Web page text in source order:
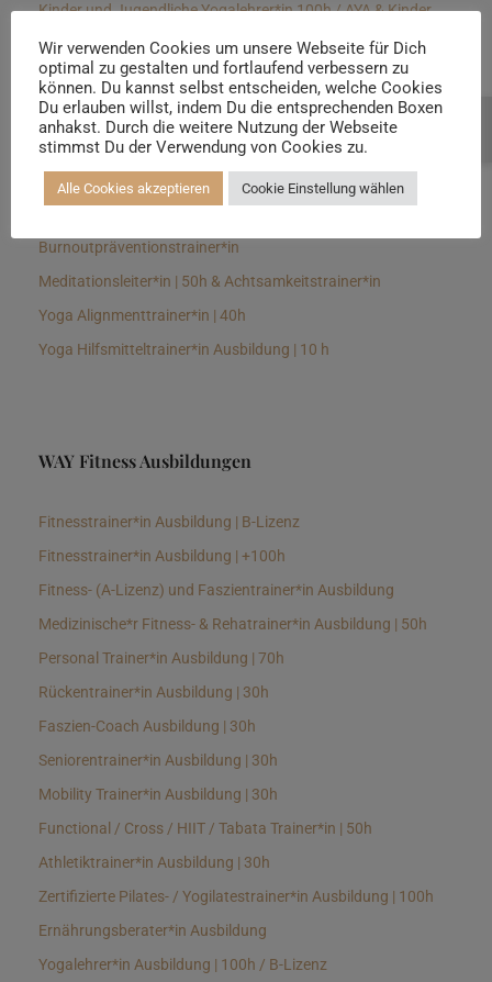
Kinder und Jugendliche Yogalehrer*in 100h / AYA & Kinder
Yin Yogalehrer*in | 100 h & Faszientrainer*in
Hormon Yogalehrer*in / Yogatherapeut*in &
Stressmanagementtrainer*in | 70h
Longevitytrainer*in
Burnoutpräventionstrainer*in
Meditationsleiter*in | 50h & Achtsamkeitstrainer*in
Yoga Alignmenttrainer*in | 40h
Yoga Hilfsmitteltrainer*in Ausbildung | 10 h
WAY Fitness Ausbildungen
Fitnesstrainer*in Ausbildung | B-Lizenz
Fitnesstrainer*in Ausbildung | +100h
Fitness- (A-Lizenz) und Faszientrainer*in Ausbildung
Medizinische*r Fitness- & Rehatrainer*in Ausbildung | 50h
Personal Trainer*in Ausbildung | 70h
Rückentrainer*in Ausbildung | 30h
Faszien-Coach Ausbildung | 30h
Seniorentrainer*in Ausbildung | 30h
Mobility Trainer*in Ausbildung | 30h
Functional / Cross / HIIT / Tabata Trainer*in | 50h
Athletiktrainer*in Ausbildung | 30h
Zertifizierte Pilates- / Yogilatestrainer*in Ausbildung | 100h
Ernährungsberater*in Ausbildung
Yogalehrer*in Ausbildung | 100h / B-Lizenz
Wir verwenden Cookies um unsere Webseite für Dich
optimal zu gestalten und fortlaufend verbessern zu
können. Du kannst selbst entscheiden, welche Cookies
Du erlauben willst, indem Du die entsprechenden Boxen
anhakst. Durch die weitere Nutzung der Webseite
stimmst Du der Verwendung von Cookies zu.
Alle Cookies akzeptieren Cookie Einstellung wählen
Beratung buchen